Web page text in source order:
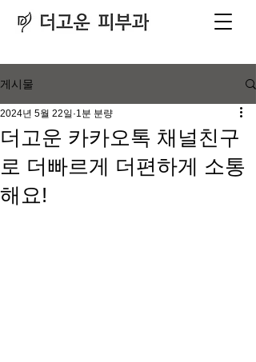
게시물
더고운 카카오톡 채널친구
로 더빠르게 더편하게 소통
해요!
2024년 5월 22일 1분 분량